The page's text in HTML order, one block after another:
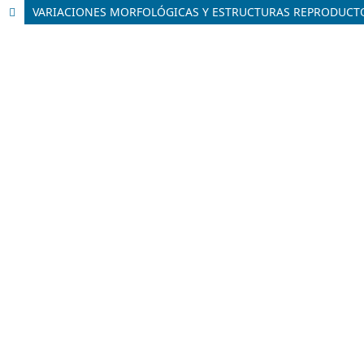
VARIACIONES MORFOLÓGICAS Y ESTRUCTURAS